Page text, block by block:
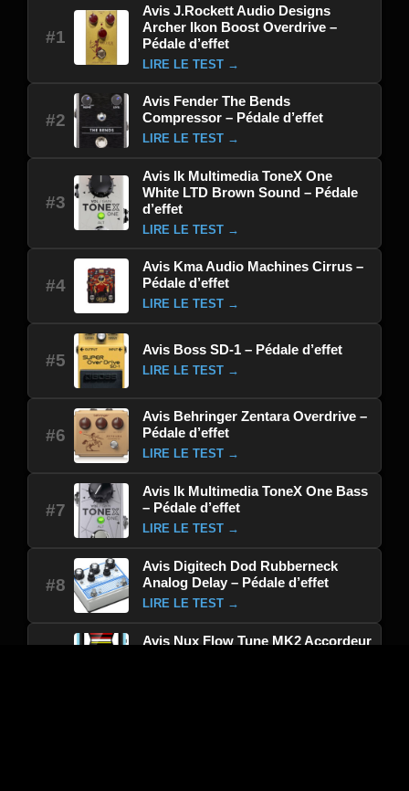
#1
Avis J.Rockett Audio Designs
Archer Ikon Boost Overdrive –
Pédale d’effet
LIRE LE TEST →
#2
Avis Fender The Bends
Compressor – Pédale d’effet
LIRE LE TEST →
#3
Avis Ik Multimedia ToneX One
White LTD Brown Sound – Pédale
d’effet
LIRE LE TEST →
#4
Avis Kma Audio Machines Cirrus –
Pédale d’effet
LIRE LE TEST →
#5
Avis Boss SD-1 – Pédale d’effet
LIRE LE TEST →
#6
Avis Behringer Zentara Overdrive –
Pédale d’effet
LIRE LE TEST →
#7
Avis Ik Multimedia ToneX One Bass
– Pédale d’effet
LIRE LE TEST →
#8
Avis Digitech Dod Rubberneck
Analog Delay – Pédale d’effet
LIRE LE TEST →
Avis Nux Flow Tune MK2 Accordeur